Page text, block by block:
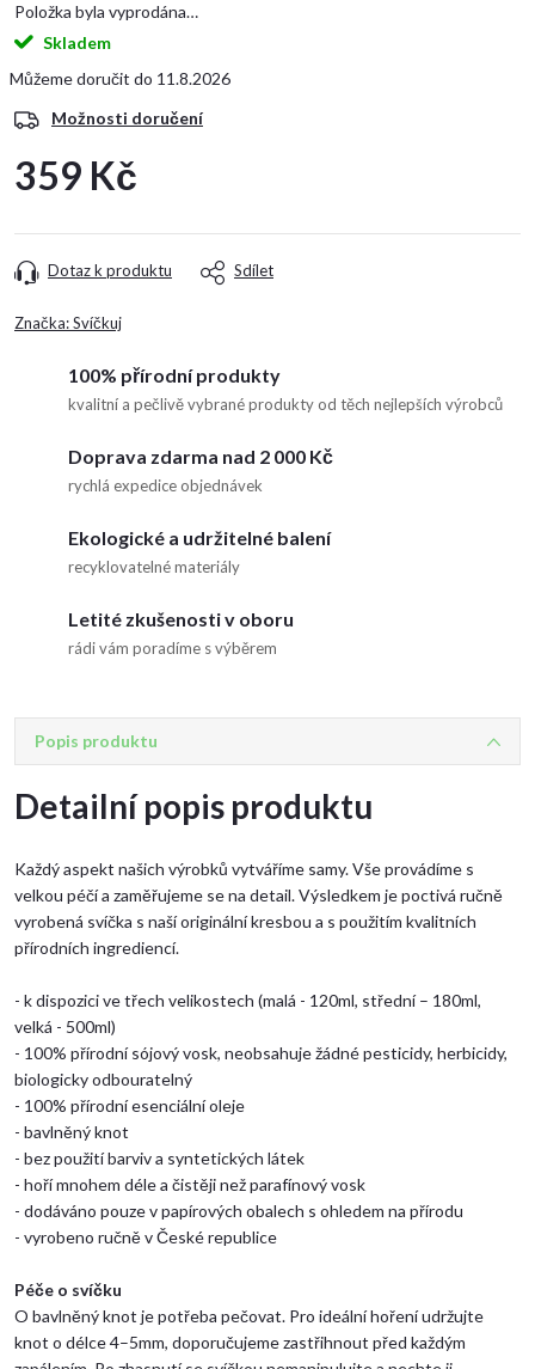
Položka byla vyprodána…
Skladem
11.8.2026
Možnosti doručení
359 Kč
cena:
Dotaz k produktu Sdílet
Značka:Svíčkuj
100% přírodní produkty
kvalitní a pečlivě vybrané produkty od těch nejlepších výrobců
Doprava zdarma nad 2 000 Kč
rychlá expedice objednávek
Ekologické a udržitelné balení
recyklovatelné materiály
Letité zkušenosti v oboru
rádi vám poradíme s výběrem
Popis produktu
Detailní popis produktu
Každý aspekt našich výrobků vytváříme samy. Vše provádíme s
velkou péčí a zaměřujeme se na detail. Výsledkem je poctivá ručně
vyrobená svíčka s naší originální kresbou a s použitím kvalitních
přírodních ingrediencí.
- k dispozici vetřech velikostech (malá - 120ml, střední – 180ml,
velká - 500ml)
- 100% přírodní sójový vosk, neobsahuježádné pesticidy, herbicidy,
biologicky odbouratelný
- 100% přírodní esenciální oleje
- bavlněný knot
- bez použití barviv a syntetických látek
- hoří mnohem déle a čistěji než parafínový vosk
- dodáváno pouze v papírových obalech s ohledem na přírodu
- vyrobeno ručně v České republice
Péče o svíčku
O bavlněný knot je potřeba pečovat. Pro ideální hoření udržujte
knot o délce 4–5mm, doporučujeme zastřihnout před každým